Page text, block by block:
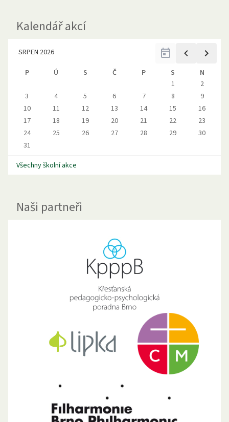
Kalendář akcí
SRPEN 2026
P
Ú S Č P S
N
1
2
3
4 5 6 7 8
9
10
11 12 13 14 15
16
17
18 19 20 21 22
23
24
25 26 27 28 29
30
31
Všechny školní akce
Naši partneři